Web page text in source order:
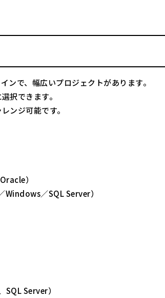
ンで、幅広いプロジェクトがあります。
択できます。
ンジ可能です。
）
／SQL Server）
Server）